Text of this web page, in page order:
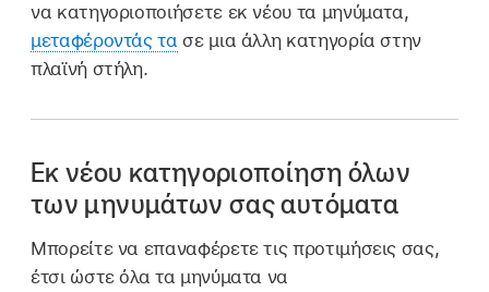
να κατηγοριοποιήσετε εκ νέου τα μηνύματα,
μεταφέροντάς τα σε μια άλλη κατηγορία στην
πλαϊνή στήλη.
Εκ νέου κατηγοριοποίηση όλων
των μηνυμάτων σας αυτόματα
Μπορείτε να επαναφέρετε τις προτιμήσεις σας,
έτσι ώστε όλα τα μηνύματα να